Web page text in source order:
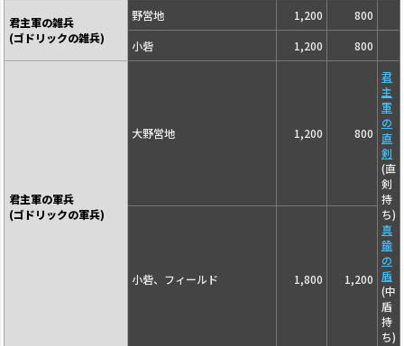
君主軍の雑兵
(ゴドリックの雑兵)
野営地 1,200
800
小砦
1,200 800
君主軍の軍兵
(ゴドリックの軍兵)
大野営地 1,200 800
君
主
軍
の
直
剣
(直
剣
持
ち)
真
鍮
の
盾
(中
盾
持
ち)
小砦、フィールド 1,800 1,200